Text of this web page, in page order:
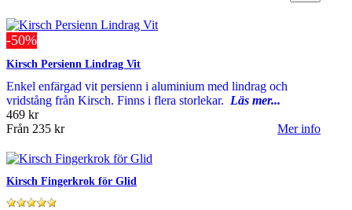
-50%
Kirsch Persienn Lindrag Vit
Enkel enfärgad vit persienn i aluminium med lindrag och
vridstång från Kirsch. Finns i flera storlekar. Läs mer...
469 kr
Från 235 kr Mer info
Kirsch Fingerkrok för Glid